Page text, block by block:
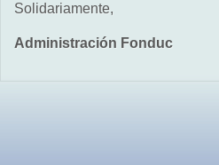
Solidariamente,
Administración Fonduc